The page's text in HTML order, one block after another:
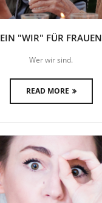
EIN "WIR" FÜR FRAUEN
Wer wir sind.
READ MORE